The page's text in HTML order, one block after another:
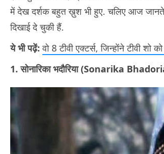
में देख दर्शक बहुत ख़ुश भी हुए. चलिए आज जानते
दिखाई दे चुकी हैं.
ये भी पढ़ें: वो 8 टीवी एक्टर्स, जिन्होंने टीवी
1. सोनारिका भदौरिया (Sonarika